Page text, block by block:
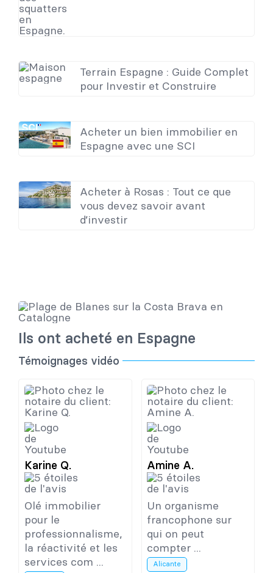
Terrain Espagne : Guide Complet
pour Investir et Construire
Acheter un bien immobilier en
Espagne avec une SCI
Acheter à Rosas : Tout ce que
vous devez savoir avant
d’investir
Ils ont acheté en Espagne
Témoignages vidéo
Karine Q.
Olé immobilier
pour le
professionnalisme,
la réactivité et les
services com ...
Amine A.
Un organisme
francophone sur
qui on peut
compter ...
Alicante